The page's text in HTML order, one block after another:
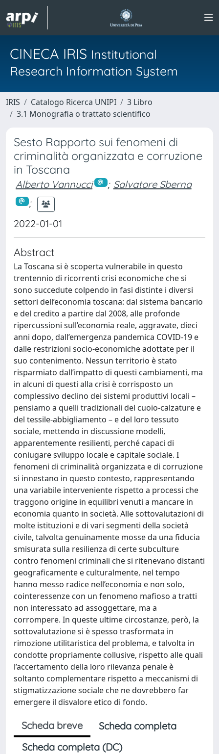
CINECA IRIS Institutional
Research Information System
IRIS Catalogo Ricerca UNIPI
3 Libro
3.1 Monografia o trattato scientifico
Sesto Rapporto sui fenomeni di
criminalità organizzata e corruzione
in Toscana
Alberto Vannucci ; Salvatore Sberna
;
2022-01-01
Abstract
La Toscana si è scoperta vulnerabile in questo
trentennio di ricorrenti crisi economiche che si
sono succedute colpendo in fasi distinte i diversi
settori dell’economia toscana: dal sistema bancario
e del credito a partire dal 2008, alle profonde
ripercussioni sull’economia reale, aggravate, dieci
anni dopo, dall’emergenza pandemica COVID-19 e
dalle restrizioni socio-economiche adottate per il
suo contenimento. Nessun territorio è stato
risparmiato dall’impatto di questi cambiamenti, ma
in alcuni di questi alla crisi è corrisposto un
complessivo declino dei sistemi produttivi locali –
pensiamo a quelli tradizionali del cuoio-calzature e
del tessile-abbigliamento – e del loro tessuto
sociale, mettendo in discussione modelli,
apparentemente resilienti, perché capaci di
coniugare sviluppo locale e capitale sociale. I
fenomeni di criminalità organizzata e di corruzione
si innestano in questo contesto, rappresentando
una variabile interveniente rispetto a processi che
traggono origine in equilibri venuti a mancare in
economia quanto in società. Alle sottovalutazioni di
molte istituzioni e di vari segmenti della società
civile, talvolta genuinamente mosse da una fiducia
smisurata sulla resilienza di certe subculture
contro fenomeni criminali che si ritenevano distanti
geograficamente e culturalmente, nel tempo
hanno messo radice nell’economia e non solo,
cointeressenze con un fenomeno mafioso a tratti
non interessato ad assoggettare, ma a
corrompere. In queste ultime circostanze, però, la
sottovalutazione si è spesso trasformata in
rimozione utilitaristica del problema, e talvolta in
condotte propriamente collusive, rispetto alle quali
l’accertamento della loro rilevanza penale è
soltanto complementare rispetto a meccanismi di
stigmatizzazione sociale che ne dovrebbero far
emergere il disvalore etico di fondo.
Scheda breve
Scheda completa
Scheda completa (DC)